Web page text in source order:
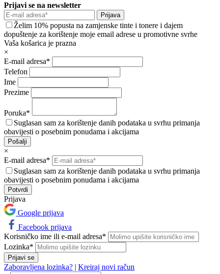
Prijavi se na newsletter
Prijava
Želim 10% popusta na zamjenske tinte i tonere i dajem
dopuštenje za korištenje moje email adrese u promotivne svrhe
Vaša košarica je prazna
×
E-mail adresa*
Telefon
Ime
Prezime
Poruka*
Suglasan sam za korištenje danih podataka u svrhu primanja
obavijesti o posebnim ponudama i akcijama
Pošalji
×
E-mail adresa*
Suglasan sam za korištenje danih podataka u svrhu primanja
obavijesti o posebnim ponudama i akcijama
Prijava
Google prijava
Facebook prijava
Korisničko ime ili e-mail adresa*
Lozinka*
Prijavi se
Zaboravljena lozinka? | Kreiraj novi račun